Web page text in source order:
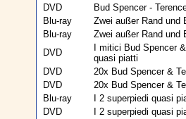
DVD
Bud Spencer -
Blu-ray
Zwei außer Rand und
Blu-ray
Zwei außer Rand und
DVD
I mitici Bud Spencer
quasi piatti
DVD
20x Bud Spencer &
DVD
20x Bud Spencer &
Blu-ray
I 2 superpiedi quasi
DVD
I 2 superpiedi quasi